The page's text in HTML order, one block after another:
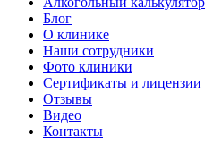
Блог
О клинике
Наши сотрудники
Фото клиники
Сертификаты и лицензии
Отзывы
Видео
Контакты